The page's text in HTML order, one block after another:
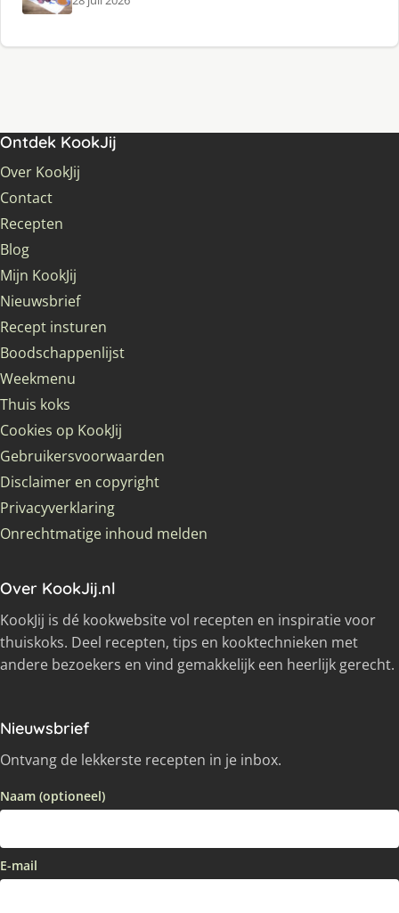
Ontdek KookJij
Over KookJij
Contact
Recepten
Blog
Mijn KookJij
Nieuwsbrief
Recept insturen
Boodschappenlijst
Weekmenu
Thuis koks
Cookies op KookJij
Gebruikersvoorwaarden
Disclaimer en copyright
Privacyverklaring
Onrechtmatige inhoud melden
Over KookJij.nl
KookJij is dé kookwebsite vol recepten en inspiratie voor
thuiskoks. Deel recepten, tips en kooktechnieken met
andere bezoekers en vind gemakkelijk een heerlijk gerecht.
Nieuwsbrief
Ontvang de lekkerste recepten in je inbox.
Naam (optioneel)
E-mail